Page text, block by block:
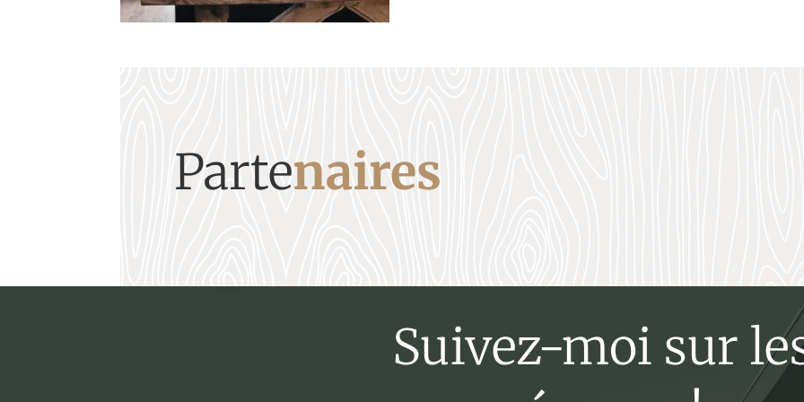
Partenaires
Suivez-moi sur